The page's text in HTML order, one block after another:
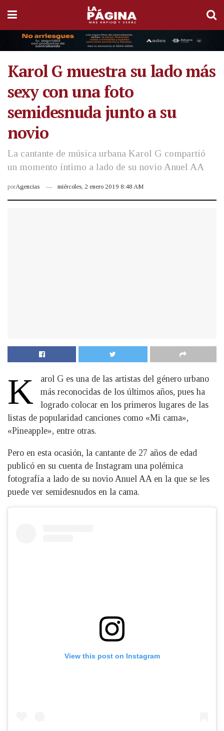
Karol G muestra su lado más
sexy con una foto
semidesnuda junto a su
novio
La cantante de música urbana Karol G compartió
un momento íntimo a lado de su novio Anuel AA
porAgencias miércoles, 2 enero 2019 8:48 AM
K
arol G es una de las artistas del género urbano
más reconocidas de los últimos años, pues ha
logrado colocar en los primeros lugares de las
listas de popularidad canciones como «Mi cama»,
«Pineapple», entre otras.
Pero en esta ocasión, la cantante de 27 años de edad
publicó en su cuenta de Instagram una polémica
fotografía a lado de su novio Anuel AA en la que se les
puede ver semidesnudos en la cama.
View this post on Instagram